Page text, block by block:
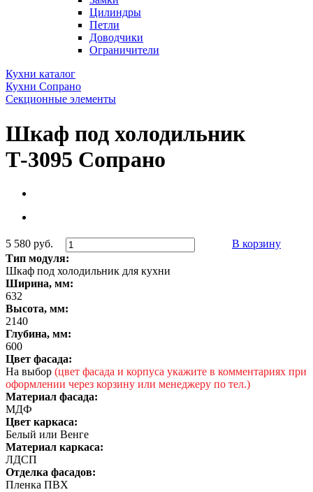
Цилиндры
Петли
Доводчики
Ограничители
Кухни каталог
Кухни Сопрано
Секционные элементы
Шкаф под холодильник
Т-3095 Сопрано
5 580 руб.
В корзину
Тип модуля:
Шкаф под холодильник для кухни
Ширина, мм:
632
Высота, мм:
2140
Глубина, мм:
600
Цвет фасада:
На выбор (цвет фасада и корпуса укажите в комментариях при
оформлении через корзину или менеджеру по тел.)
Материал фасада:
МДФ
Цвет каркаса:
Белый или Венге
Материал каркаса:
ЛДСП
Отделка фасадов:
Пленка ПВХ